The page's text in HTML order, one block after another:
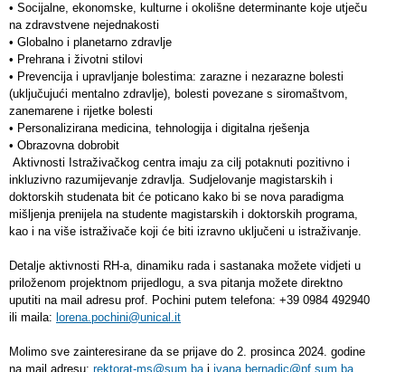
• Socijalne, ekonomske, kulturne i okolišne determinante koje utječu
na zdravstvene nejednakosti
• Globalno i planetarno zdravlje
• Prehrana i životni stilovi
• Prevencija i upravljanje bolestima: zarazne i nezarazne bolesti
(uključujući mentalno zdravlje), bolesti povezane s siromaštvom,
zanemarene i rijetke bolesti
• Personalizirana medicina, tehnologija i digitalna rješenja
• Obrazovna dobrobit
Aktivnosti Istraživačkog centra imaju za cilj potaknuti pozitivno i
inkluzivno razumijevanje zdravlja. Sudjelovanje magistarskih i
doktorskih studenata bit će poticano kako bi se nova paradigma
mišljenja prenijela na studente magistarskih i doktorskih programa,
kao i na više istraživače koji će biti izravno uključeni u istraživanje.
Detalje aktivnosti RH-a, dinamiku rada i sastanaka možete vidjeti u
priloženom projektnom prijedlogu, a sva pitanja možete direktno
uputiti na mail adresu prof. Pochini putem telefona: +39 0984 492940
ili maila: lorena.pochini@unical.it
Molimo sve zainteresirane da se prijave do 2. prosinca 2024. godine
na mail adresu: rektorat-ms@sum.bai ivana.bernadic@pf.sum.ba